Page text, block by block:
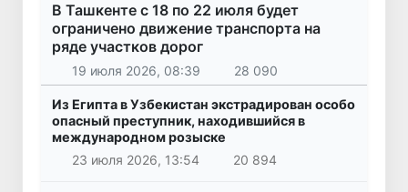
В Ташкенте с 18 по 22 июля будет
ограничено движение транспорта на
ряде участков дорог
19 июля 2026, 08:39 28 090
Из Египта в Узбекистан экстрадирован особо
опасный преступник, находившийся в
международном розыске
23 июля 2026, 13:54
20 894